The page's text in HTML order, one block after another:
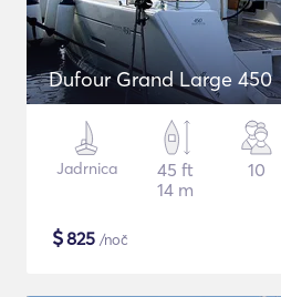
Dufour Grand Large 450
Jadrnica
45 ft
14 m
10
$825 /noč